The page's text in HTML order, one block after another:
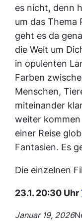
es nicht, denn
um das Thema
geht es da
die Welt um
in opulenten
Farben
Menschen,
miteinander
weiter
einer Reise
Fantasien. Es
Die einzelnen
23.1. 20:30 Uhr
Januar 19, 2026